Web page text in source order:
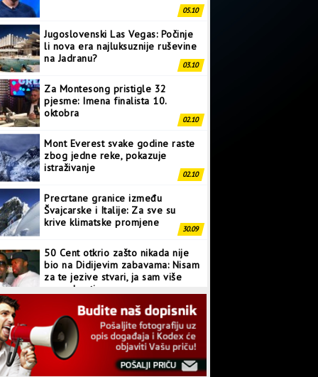
05.10
Jugoslovenski Las Vegas: Počinje
li nova era najluksuznije ruševine
na Jadranu?
03.10
Za Montesong pristigle 32
pjesme: Imena finalista 10.
oktobra
02.10
Mont Everest svake godine raste
zbog jedne reke, pokazuje
istraživanje
02.10
Precrtane granice između
Švajcarske i Italije: Za sve su
krive klimatske promjene
30.09
50 Cent otkrio zašto nikada nije
bio na Didijevim zabavama: Nisam
za te jezive stvari, ja sam više
normalan tip
28.09
Japanci prave superkompjuter
kakav svijet još nije vidio
27.09
Linkin Park ima novu pjesmu: